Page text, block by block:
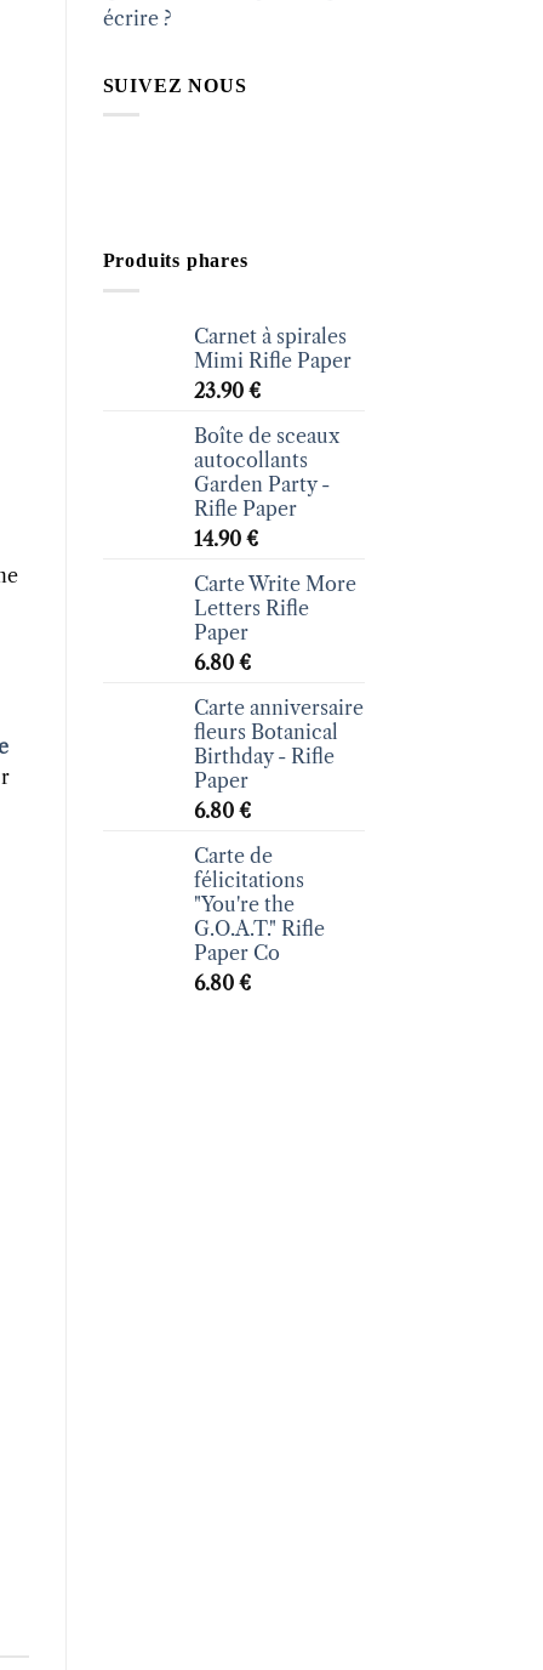
écrire ?
SUIVEZ NOUS
Produits phares
Carnet à spirales
Mimi Rifle Paper
23.90 €
Boîte de sceaux
autocollants
Garden Party -
Rifle Paper
14.90 €
Carte Write More
Letters Rifle
Paper
6.80 €
Carte anniversaire
fleurs Botanical
Birthday - Rifle
Paper
6.80 €
Carte de
félicitations
"You're the
G.O.A.T." Rifle
Paper Co
6.80 €